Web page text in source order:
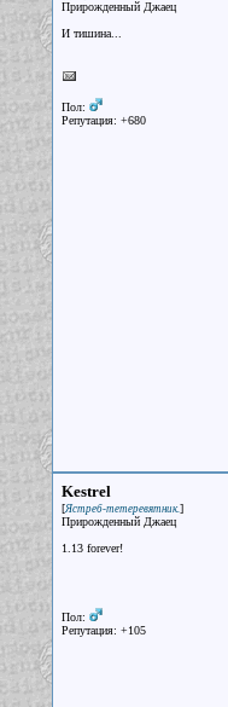
Прирожденный Джаец
И тишина...
Пол:
Репутация: +680
Kestrel
[Ястреб-тетеревятник.]
Прирожденный Джаец
1.13 forever!
Пол:
Репутация: +105